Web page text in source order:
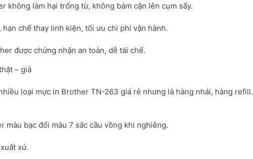
không làm hại trống từ, không bám cặn lên cụm sấy.
chế thay linh kiện, tối ưu chi phí vận hành.
được chứng nhận an toàn, dễ tái chế.
– giả
loại mực in Brother TN-263 giá rẻ nhưng là hàng nhái, hàng refill.
màu bạc đổi màu 7 sắc cầu vồng khi nghiêng.
xứ.